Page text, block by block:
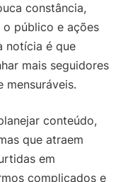
constância,
o público e ações
notícia é que
mais seguidores
mensuráveis.
conteúdo,
que atraem
em
complicados e